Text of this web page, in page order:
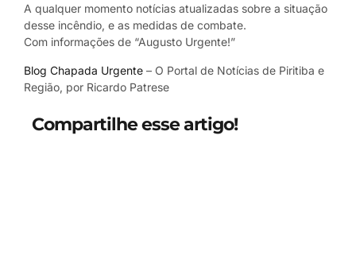
A qualquer momento notícias atualizadas sobre a situação
desse incêndio, e as medidas de combate.
Com informações de “Augusto Urgente!”
Blog Chapada Urgente – O Portal de Notícias de Piritiba e
Região, por Ricardo Patrese
Compartilhe esse artigo!